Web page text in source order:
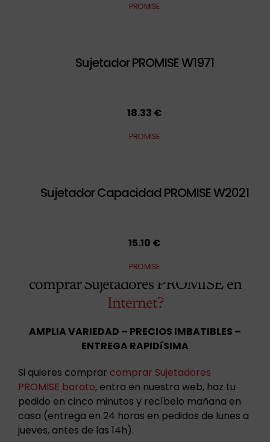
¿Buscando la mejor
comprar Sujetadores PROMISE en
Internet?
AMPLIA VARIEDAD – PRECIOS IMBATIBLES –
ENTREGA RAPIDíSIMA
Si quieres comprar comprar Sujetadores
PROMISE barato, entra en nuestra web, haz tu
pedido en cinco minutos y recíbelo mañana en
casa (entrega en 24 horas en pedidos de lunes a
jueves, antes de las 14h).
PROMISE
Sujetador PROMISE W1971
18.33 €
PROMISE
Sujetador Capacidad PROMISE W2021
15.10 €
PROMISE